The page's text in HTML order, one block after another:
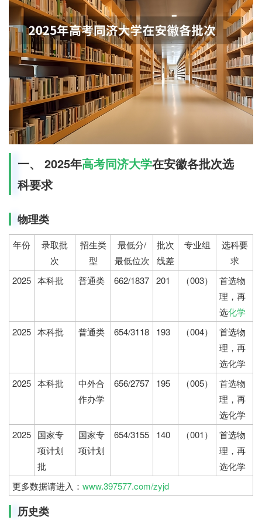
一、 2025年高考同济大学在安徽各批次选
科要求
物理类
年份
录取批
次
招生类
型
最低分/
最低位次
批次
线差
专业组
选科要
求
2025 本科批 普通类 662/1837 201 （003）
首选物
理，再
选化学
2025 本科批 普通类 654/3118 193 （004）
首选物
理，再
选化学
2025 本科批
中外合
作办学
656/2757 195 （005）
首选物
理，再
选化学
2025 国家专
项计划
批
国家专
项计划
654/3155 140 （001）
首选物
理，再
选化学
更多数据请进入： www.397577.com/zyjd
历史类